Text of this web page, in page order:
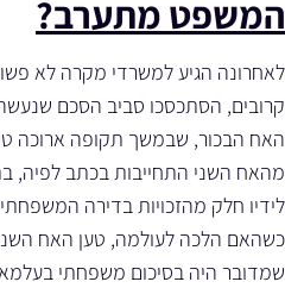
המשפט מתערב?
לאחרונה הגיע למשרדי מקרה לא
קרובים, הסתכסכו סביב הסכם
האח הבכור, שבמשך תקופה ארוכה
מהאח השני התחייבות בכתב לפיה,
לידיו חלק מהזכויות בדירה
כשהאם הלכה לעולמה, טען האח
שמדובר היה בסיכום משפחתי